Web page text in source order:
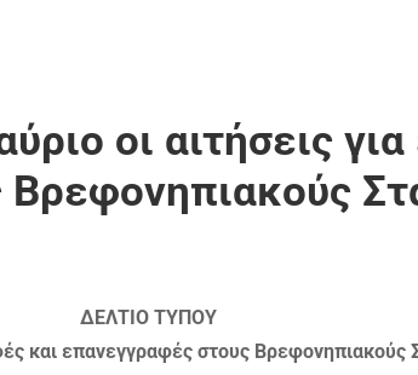
οι αιτήσεις
ΔΕΛΤΙΟ ΤΥΠΟΥ
και επανεγγραφές στους